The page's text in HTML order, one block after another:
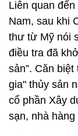
Liên quan
Nam, sau khi
thư từ Mỹ nói
điều tra đã
sản”. Căn
gia" thủy sản
cổ phần Xây
sạn, nhà